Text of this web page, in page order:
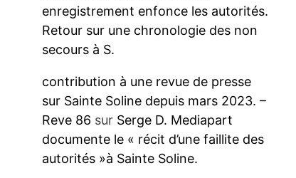
enregistrement enfonce les autorités.
Retour sur une chronologie des non
secours à S.
contribution à une revue de presse
sur Sainte Soline depuis mars 2023. –
Reve 86 sur Serge D. Mediapart
documente le « récit d’une faillite des
autorités »à Sainte Soline.